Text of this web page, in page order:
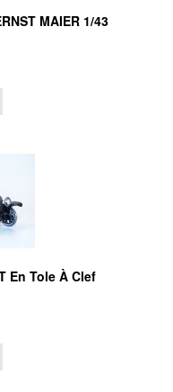
MAIER 1/43
En Tole À Clef